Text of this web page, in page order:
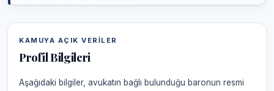
KAMUYA AÇIK VERILER
Profil Bilgileri
Aşağıdaki bilgiler, avukatın bağlı bulunduğu baronun resmi